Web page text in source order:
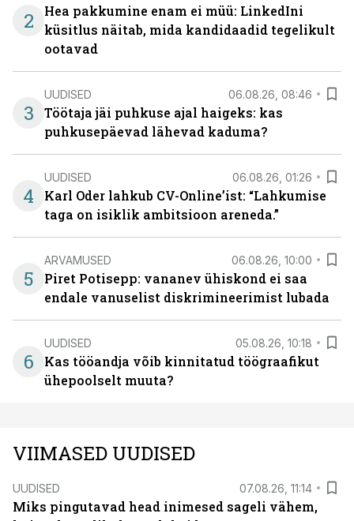
2
Hea pakkumine enam ei müü: LinkedIni
küsitlus näitab, mida kandidaadid tegelikult
ootavad
3
UUDISED 06.08.26, 08:46
Töötaja jäi puhkuse ajal haigeks: kas
puhkusepäevad lähevad kaduma?
4
UUDISED 06.08.26, 01:26
Karl Oder lahkub CV-Online’ist: “Lahkumise
taga on isiklik ambitsioon areneda.”
5
ARVAMUSED 06.08.26, 10:00
Piret Potisepp: vananev ühiskond ei saa
endale vanuselist diskrimineerimist lubada
6
UUDISED 05.08.26, 10:18
Kas tööandja võib kinnitatud töögraafikut
ühepoolselt muuta?
VIIMASED UUDISED
UUDISED 07.08.26, 11:14
Miks pingutavad head inimesed sageli vähem,